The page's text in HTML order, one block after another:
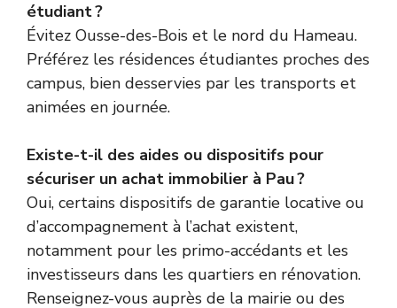
étudiant ?
Évitez Ousse-des-Bois et le nord du Hameau.
Préférez les résidences étudiantes proches des
campus, bien desservies par les transports et
animées en journée.
Existe-t-il des aides ou dispositifs pour
sécuriser un achat immobilier à Pau ?
Oui, certains dispositifs de garantie locative ou
d’accompagnement à l’achat existent,
notamment pour les primo-accédants et les
investisseurs dans les quartiers en rénovation.
Renseignez-vous auprès de la mairie ou des